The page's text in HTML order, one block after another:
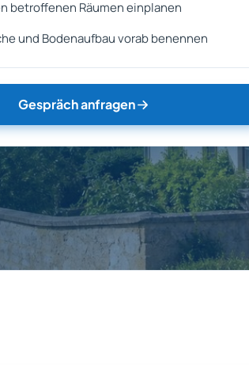
betroffenen Räumen einplanen
und Bodenaufbau vorab benennen
Gespräch anfragen